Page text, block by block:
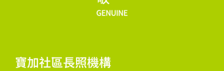
寶加社區長照機構